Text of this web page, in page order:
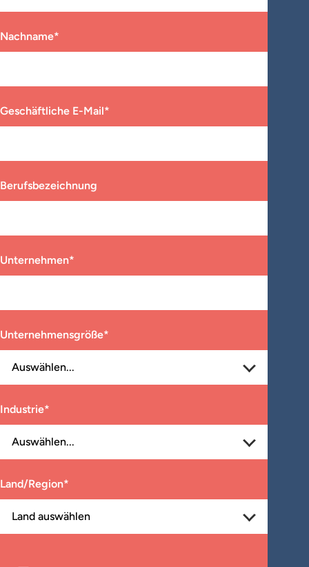
Nachname*
Geschäftliche E-Mail*
Berufsbezeichnung
Unternehmen*
Unternehmensgröße*
Industrie*
Land/Region*